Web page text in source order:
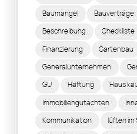
Baumangel Bauverträge
Beschreibung Checkliste
Finanzierung Gartenbau
Generalunternehmen
GU Haftung Haus
Immobiliengutachten
Kommunikation lüften im